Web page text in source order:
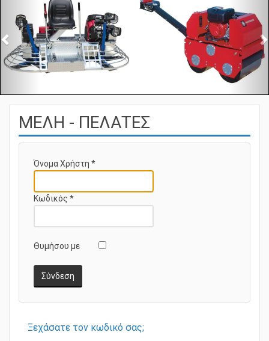
ΜΕΛΗ - ΠΕΛΑΤΕΣ
Όνομα Χρήστη *
Κωδικός *
Θυμήσου με
Σύνδεση
Ξεχάσατε τον κωδικό σας;